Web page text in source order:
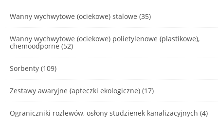
Wanny wychwytowe (ociekowe) stalowe (35)
Wanny wychwytowe (ociekowe) polietylenowe (plastikowe),
chemoodporne (52)
Sorbenty (109)
Zestawy awaryjne (apteczki ekologiczne) (17)
Ograniczniki rozlewów, osłony studzienek kanalizacyjnych (4)